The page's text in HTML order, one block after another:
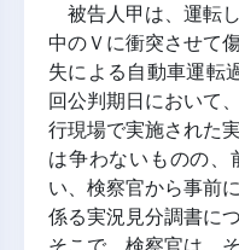
被告人甲は、運転
中のＶに衝突させて
失による自動車運転
回公判期日において
行現場で実施された
は争わないものの
い、検察官から事前
係る実況見分調書に